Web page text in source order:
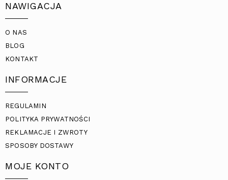
NAWIGACJA
O NAS
BLOG
KONTAKT
INFORMACJE
REGULAMIN
POLITYKA PRYWATNOŚCI
REKLAMACJE I ZWROTY
SPOSOBY DOSTAWY
MOJE KONTO